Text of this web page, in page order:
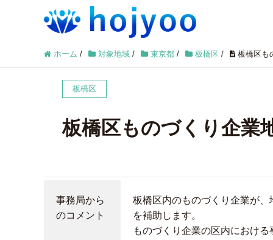
ホーム / 対象地域 / 東京都 / 板橋区 / 板橋区も
板橋区
板橋区ものづくり企業
事務局から
のコメント
板橋区内のものづくり企業が
を補助します。
ものづくり企業の区内におけ